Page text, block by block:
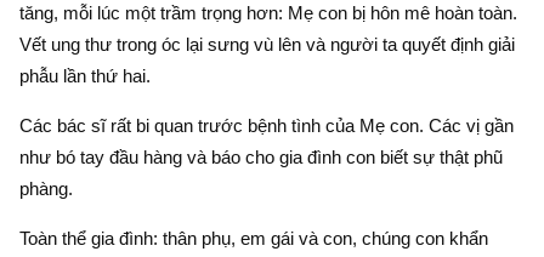
tăng, mỗi lúc một trầm trọng hơn: Mẹ con bị hôn mê hoàn toàn.
Vết ung thư trong óc lại sưng vù lên và người ta quyết định giải
phẫu lần thứ hai.
Các bác sĩ rất bi quan trước bệnh tình của Mẹ con. Các vị gần
như bó tay đầu hàng và báo cho gia đình con biết sự thật phũ
phàng.
Toàn thể gia đình: thân phụ, em gái và con, chúng con khẩn